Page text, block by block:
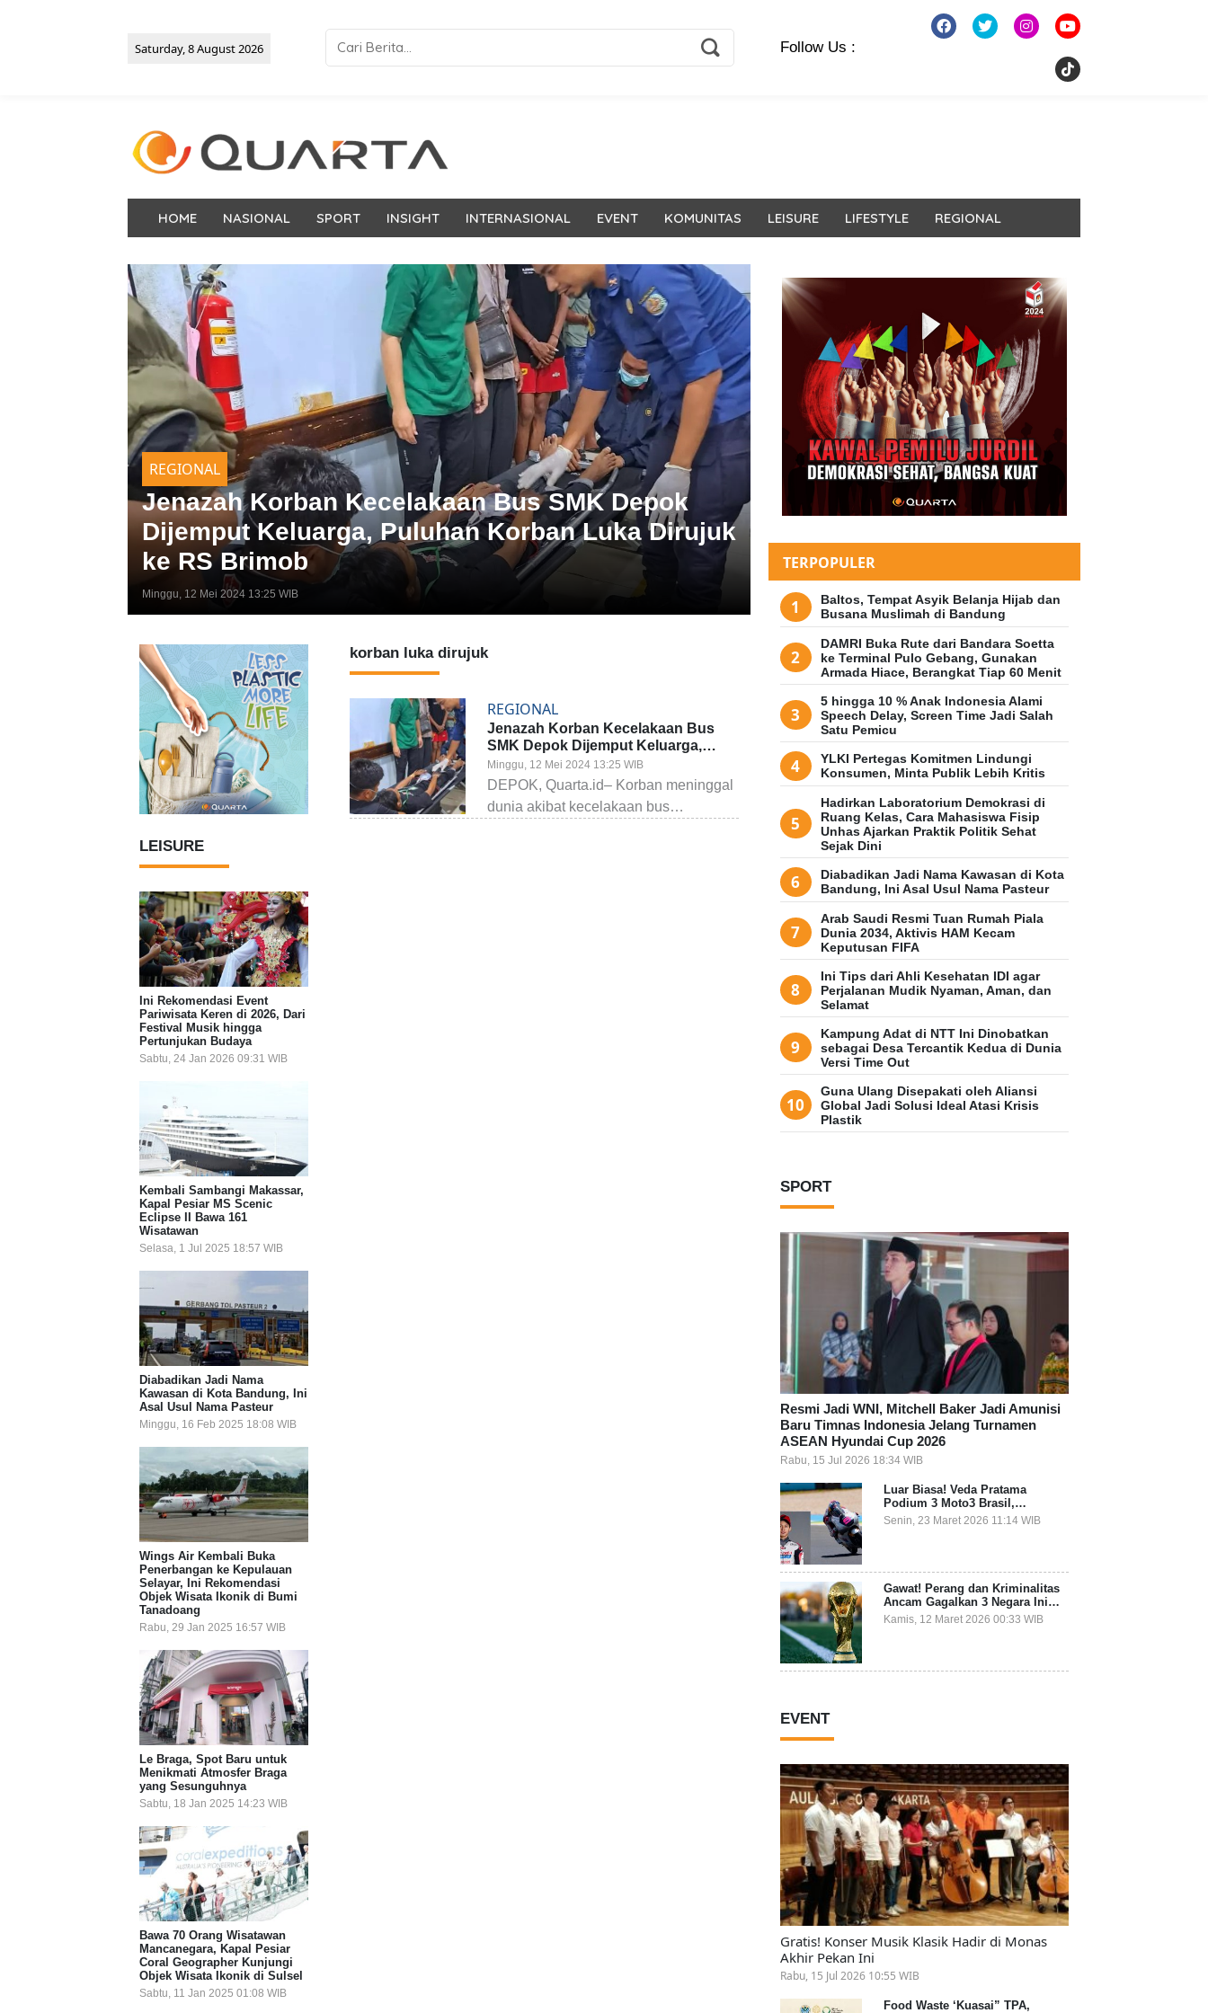
Saturday, 8 August 2026 Follow Us :
HOME NASIONAL SPORT INSIGHT INTERNASIONAL EVENT KOMUNITAS LEISURE LIFESTYLE REGIONAL
REGIONAL
Jenazah Korban Kecelakaan Bus SMK Depok
Dijemput Keluarga, Puluhan Korban Luka Dirujuk
ke RS Brimob
Minggu, 12 Mei 2024 13:25 WIB
LEISURE
Ini Rekomendasi Event
Pariwisata Keren di 2026, Dari
Festival Musik hingga
Pertunjukan Budaya
Sabtu, 24 Jan 2026 09:31 WIB
Kembali Sambangi Makassar,
Kapal Pesiar MS Scenic
Eclipse II Bawa 161
Wisatawan
Selasa, 1 Jul 2025 18:57 WIB
Diabadikan Jadi Nama
Kawasan di Kota Bandung, Ini
Asal Usul Nama Pasteur
Minggu, 16 Feb 2025 18:08 WIB
Wings Air Kembali Buka
Penerbangan ke Kepulauan
Selayar, Ini Rekomendasi
Objek Wisata Ikonik di Bumi
Tanadoang
Rabu, 29 Jan 2025 16:57 WIB
Le Braga, Spot Baru untuk
Menikmati Atmosfer Braga
yang Sesunguhnya
Sabtu, 18 Jan 2025 14:23 WIB
Bawa 70 Orang Wisatawan
Mancanegara, Kapal Pesiar
Coral Geographer Kunjungi
Objek Wisata Ikonik di Sulsel
Sabtu, 11 Jan 2025 01:08 WIB
korban luka dirujuk
REGIONAL
Jenazah Korban Kecelakaan Bus
SMK Depok Dijemput Keluarga,
Puluhan Korban Luka Dirujuk ke RS
Brimob
Minggu, 12 Mei 2024 13:25 WIB
DEPOK, Quarta.id– Korban meninggal
dunia akibat kecelakaan bus…
TERPOPULER
Baltos, Tempat Asyik Belanja Hijab dan
Busana Muslimah di Bandung
DAMRI Buka Rute dari Bandara Soetta
ke Terminal Pulo Gebang, Gunakan
Armada Hiace, Berangkat Tiap 60 Menit
5 hingga 10 % Anak Indonesia Alami
Speech Delay, Screen Time Jadi Salah
Satu Pemicu
YLKI Pertegas Komitmen Lindungi
Konsumen, Minta Publik Lebih Kritis
Hadirkan Laboratorium Demokrasi di
Ruang Kelas, Cara Mahasiswa Fisip
Unhas Ajarkan Praktik Politik Sehat
Sejak Dini
Diabadikan Jadi Nama Kawasan di Kota
Bandung, Ini Asal Usul Nama Pasteur
Arab Saudi Resmi Tuan Rumah Piala
Dunia 2034, Aktivis HAM Kecam
Keputusan FIFA
Ini Tips dari Ahli Kesehatan IDI agar
Perjalanan Mudik Nyaman, Aman, dan
Selamat
Kampung Adat di NTT Ini Dinobatkan
sebagai Desa Tercantik Kedua di Dunia
Versi Time Out
Guna Ulang Disepakati oleh Aliansi
Global Jadi Solusi Ideal Atasi Krisis
Plastik
SPORT
Resmi Jadi WNI, Mitchell Baker Jadi Amunisi
Baru Timnas Indonesia Jelang Turnamen
ASEAN Hyundai Cup 2026
Rabu, 15 Jul 2026 18:34 WIB
Luar Biasa! Veda Pratama
Podium 3 Moto3 Brasil,
Pembalap Indonesia Pertama
Juara Grand Prix
Senin, 23 Maret 2026 11:14 WIB
Gawat! Perang dan Kriminalitas
Ancam Gagalkan 3 Negara Ini
Ikut Piala Dunia 2026
Kamis, 12 Maret 2026 00:33 WIB
EVENT
Gratis! Konser Musik Klasik Hadir di Monas
Akhir Pekan Ini
Rabu, 15 Jul 2026 10:55 WIB
Food Waste ‘Kuasai” TPA,